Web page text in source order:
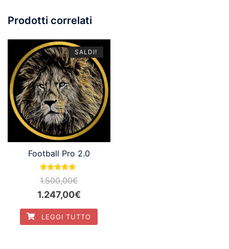
Prodotti correlati
SALDI!
Football Pro 2.0
Valutato
5.00
su 5
1.500,00€
Il
prezzo
originale
1.247,00€Il
prezzo
attuale
LEGGI TUTTO